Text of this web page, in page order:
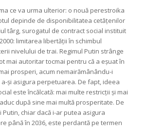
ce va urma ulterior: o nouă perestroika
depinde de disponibilitatea cetățenilor
târg, surogatul de contract social instituit
limitarea libertății în schimbul
nivelului de trai. Regimul Putin strânge
mai autoritar tocmai pentru că a eșuat în
prosperi, acum nemairămânându-i
și asigura perpetuarea. De fapt, ideea
este încălcată: mai multe restricții și mai
după sine mai multă prosperitate. De
Putin, chiar dacă i-ar putea asigura
până în 2036, este perdantă pe termen